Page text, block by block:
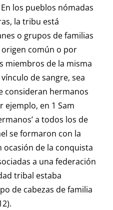
los pueblos nómadas
la tribu está
o grupos de familias
común o por
miembros de la misma
de sangre, sea
consideran hermanos
ejemplo, en 1 Sam
a todos los de
se formaron con la
ocasión de la conquista
a una federación
tribal estaba
de cabezas de familia